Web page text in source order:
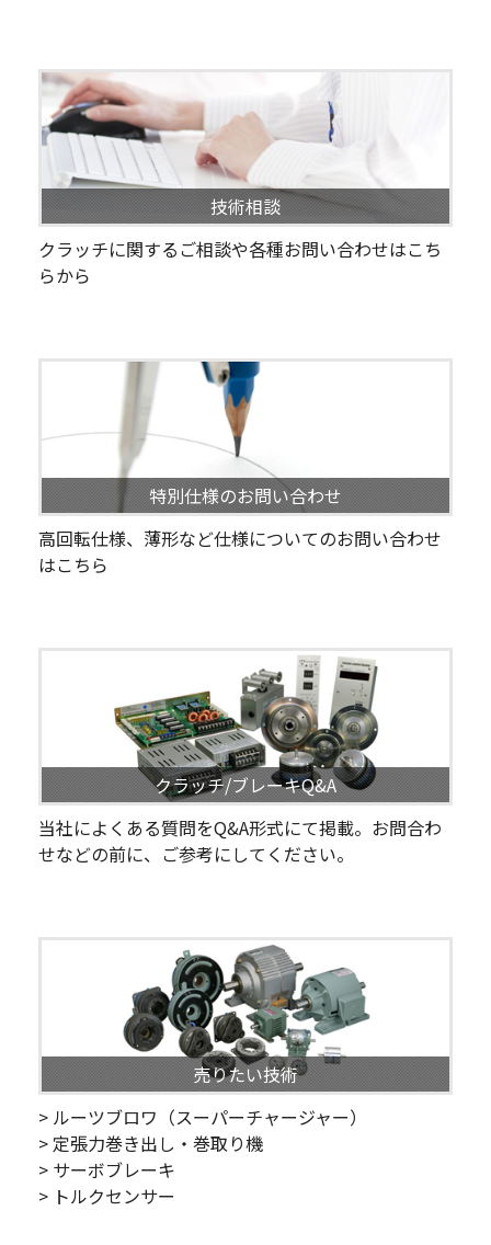
技術相談
クラッチに関するご相談や各種お問い合わせはこち
らから
特別仕様のお問い合わせ
高回転仕様、薄形など仕様についてのお問い合わせ
はこちら
クラッチ/ブレーキQ&A
当社によくある質問をQ&A形式にて掲載。お問合わ
せなどの前に、ご参考にしてください。
売りたい技術
> ルーツブロワ（スーパーチャージャー）
> 定張力巻き出し・巻取り機
> サーボブレーキ
> トルクセンサー